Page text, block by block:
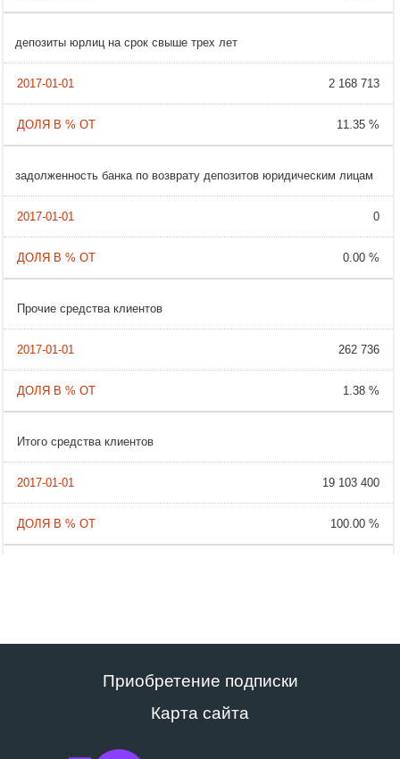
депозиты юрлиц на срок свыше трех лет
2 168 713
11.35 %
задолженность банка по возврату депозитов юридическим лицам
0
0.00 %
Прочие средства клиентов
262 736
1.38 %
Итого средства клиентов
19 103 400
100.00 %
Приобретение подписки
Карта сайта